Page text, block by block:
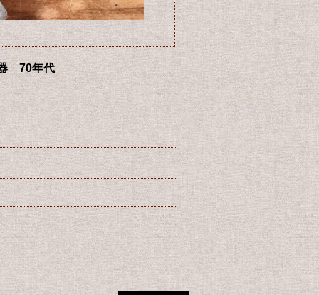
70年代